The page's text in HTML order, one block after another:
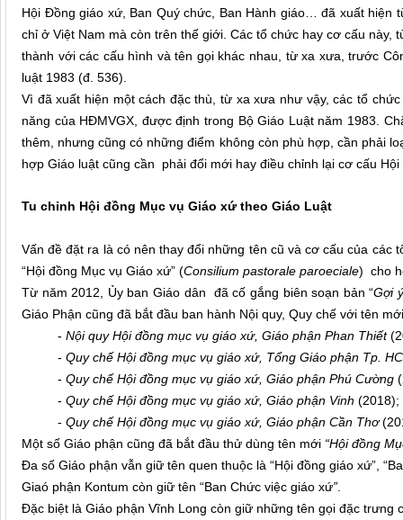
Hội Đồng giáo xứ, Ban Quý chức, Ban Hành giáo… đã xuất hiện
chỉ ở Việt Nam mà còn trên thế giới. Các tổ chức hay cơ cấu
thành với các cấu hình và tên gọi khác nhau, từ xa xưa, trước
luật 1983 (đ. 536).
Vì đã xuất hiện một cách đặc thù, từ xa xưa như vậy, các tổ
năng của HĐMVGX, được định trong Bộ Giáo Luật năm 1983.
thêm, nhưng cũng có những điểm không còn phù hợp, cần phải
hợp Giáo luật cũng cần phải đổi mới hay điều chỉnh lại cơ cấu
Tu chỉnh Hội đồng Mục vụ Giáo xứ theo Giáo Luật
Vấn đề đặt ra là có nên thay đổi những tên cũ và cơ cấu của các
“Hội đồng Mục vụ Giáo xứ” (Consilium pastorale paroeciale) cho
Từ năm 2012, Ủy ban Giáo dân đã cố gắng biên soạn bản “Gợi
Giáo Phận cũng đã bắt đầu ban hành Nội quy, Quy chế với tên
- Nội quy Hội đồng mục vụ giáo xứ, Giáo phận Phan Thiết
- Quy chế Hội đồng mục vụ giáo xứ, Tổng Giáo phận Tp.
- Quy chế Hội đồng mục vụ giáo xứ, Giáo phận Phú Cường
- Quy chế Hội đồng mục vụ giáo xứ, Giáo phận Vinh (2018);
- Quy chế Hội đồng mục vụ giáo xứ, Giáo phận Cần Thơ
Một số Giáo phận cũng đã bắt đầu thử dùng tên mới “Hội đồng
Đa số Giáo phận vẫn giữ tên quen thuộc là “Hội đồng giáo xứ”,
Giaó phận Kontum còn giữ tên “Ban Chức việc giáo xứ”
Đặc biệt là Giáo phận Vĩnh Long còn giữ những tên gọi đặc